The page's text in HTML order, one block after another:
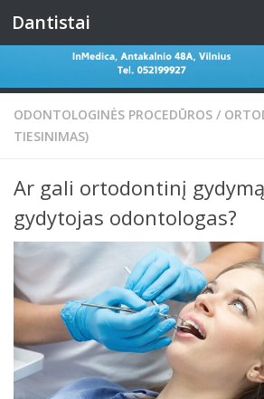
Skip to content
Dantistai
ODONTOLOGINĖS PROCEDŪROS /
TIESINIMAS)
Ar gali ortodontinį
gydytojas odontologas?